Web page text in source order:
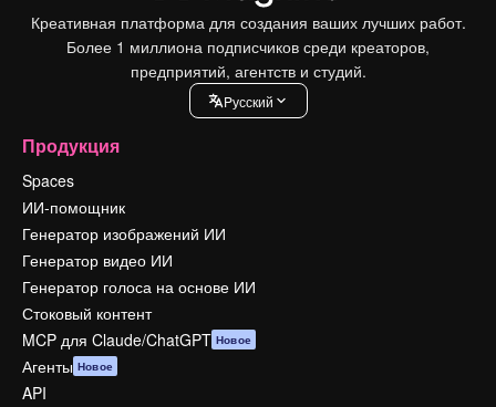
Креативная платформа для создания ваших лучших работ.
Более 1 миллиона подписчиков среди креаторов,
предприятий, агентств и студий.
Pусский
Продукция
Spaces
ИИ-помощник
Генератор изображений ИИ
Генератор видео ИИ
Генератор голоса на основе ИИ
Стоковый контент
MCP для Claude/ChatGPT Новое
Агенты Новое
API